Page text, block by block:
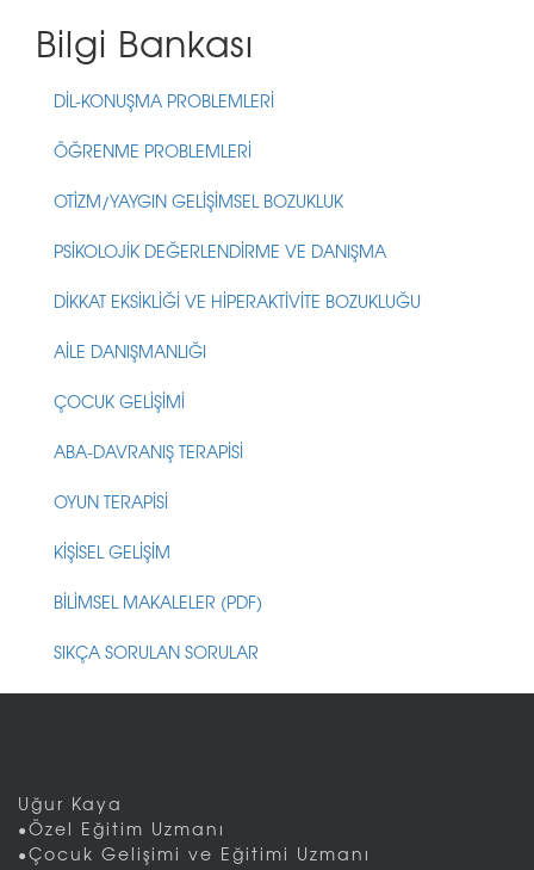
Bilgi Bankası
DİL-KONUŞMA PROBLEMLERİ
ÖĞRENME PROBLEMLERİ
OTİZM/YAYGIN GELİŞİMSEL BOZUKLUK
PSİKOLOJİK DEĞERLENDİRME VE DANIŞMA
DİKKAT EKSİKLİĞİ VE HİPERAKTİVİTE BOZUKLUĞU
AİLE DANIŞMANLIĞI
ÇOCUK GELİŞİMİ
ABA-DAVRANIŞ TERAPİSİ
OYUN TERAPİSİ
KİŞİSEL GELİŞİM
BİLİMSEL MAKALELER (PDF)
SIKÇA SORULAN SORULAR
Uğur Kaya
•Özel Eğitim Uzmanı
•Çocuk Gelişimi ve Eğitimi Uzmanı